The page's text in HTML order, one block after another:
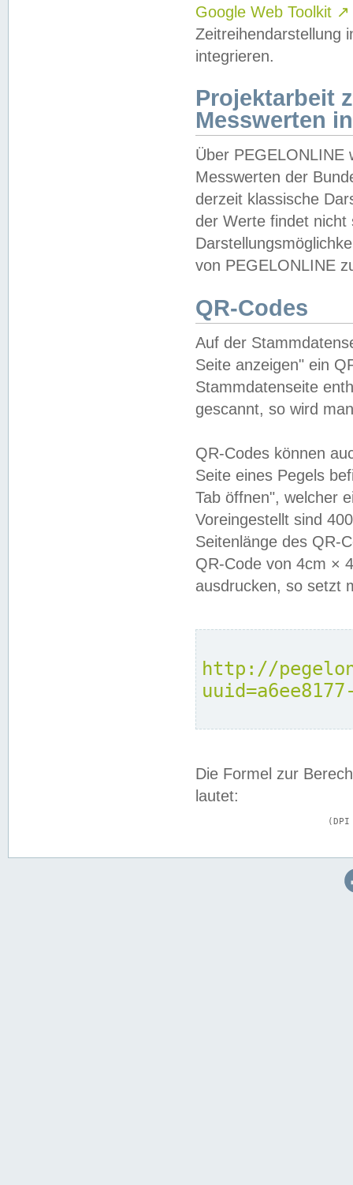
Google Web Toolkit ↗
Zeitreihendarstellung
integrieren.
Projektarbeit
Messwerten
Über PEGELONLINE
Messwerten der
derzeit klassische
der Werte findet
von PEGELONLINE
QR-Codes
Auf der
Seite anzeigen" ein
Stammdatenseite
gescannt, so wird
QR-Codes können
Seite eines Pegels
Tab öffnen", welcher
Voreingestellt sind
Seitenlänge des QR-
QR-Code von 4cm ×
ausdrucken, so setzt
http://
Die Formel zur
lautet: